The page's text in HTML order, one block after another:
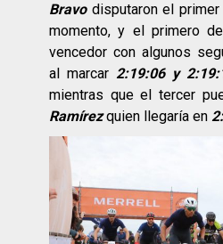
Bravodisputaron el
momento, y el primero
vencedor con algunos
al marcar 2:19:06 y
mientras que el tercer
Ramírezquien llegaría en